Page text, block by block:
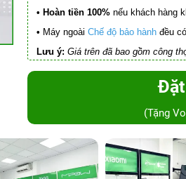
• Hoàn tiền 100% nếu khách hàng
• Máy ngoài Chế độ bảo hành đều
Lưu ý: Giá trên đã bao gồm công
(Tặng